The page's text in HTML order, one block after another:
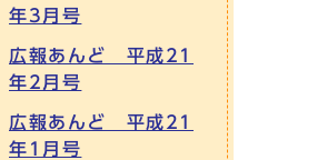
年3月号
広報あんど 平成21
年2月号
広報あんど 平成21
年1月号